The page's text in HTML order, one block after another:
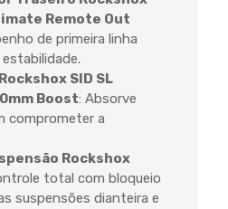
Remote Out
de primeira linha
SID SL
Boost: Absorve
comprometer a
Rockshox
total com bloqueio
suspensões dianteira e